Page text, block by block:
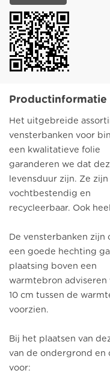
Productinformatie
Het uitgebreide
vensterbanken voor
een kwalitatieve folie
garanderen we dat
levensduur zijn. Ze
vochtbestendig en
recycleerbaar. Ook
De vensterbanken zijn
een goede hechting
plaatsing boven een
warmtebron adviseren
10 cm tussen de
voorzien.
Bij het plaatsen van
van de ondergrond en
voor: